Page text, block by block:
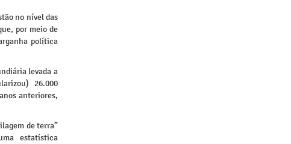
no nível das
por meio de
política
levada a
26.000
anteriores,
de terra”
estatística